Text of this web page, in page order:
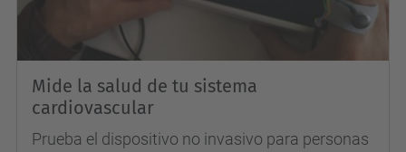
Mide la salud de tu sistema
cardiovascular
Prueba el dispositivo no invasivo para personas